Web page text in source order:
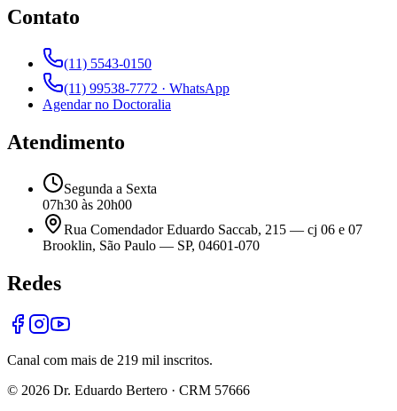
Contato
(11) 5543-0150
(11) 99538-7772 · WhatsApp
Agendar no Doctoralia
Atendimento
Segunda a Sexta
07h30 às 20h00
Rua Comendador Eduardo Saccab, 215 — cj 06 e 07
Brooklin, São Paulo — SP, 04601-070
Redes
Canal com mais de 219 mil inscritos.
© 2026 Dr. Eduardo Bertero · CRM 57666